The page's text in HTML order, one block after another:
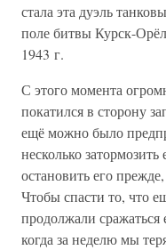
стала эта дуэль
поле битвы Курск-
1943 г.
С этого момента
покатился в сторону
ещё можно было
несколько
остановить его
Чтобы спасти то, что
продолжали
когда за неделю мы